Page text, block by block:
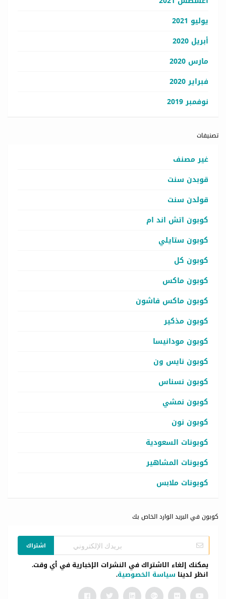
يوليو 2021
أبريل 2020
مارس 2020
فبراير 2020
نوفمبر 2019
تصنيفات
غير مصنف
قوبدن سنت
قولدن سنت
كوبون اتش اند ام
كوبون ستايلي
كوبون كل
كوبون ماكس
كوبون ماكس فاشون
كوبون مذكير
كوبون مودانيسا
كوبون نايس ون
كوبون نسناس
كوبون نمشي
كوبون نون
كوبونات السعودية
كوبونات المشاهير
كوبونات ملابس
كوبون في البريد الوارد الخاص بك
اشتراك
يمكنك إلغاء الاشتراك في النشرات الإخبارية في أي وقت.
انظر لدينا سياسة الخصوصية.